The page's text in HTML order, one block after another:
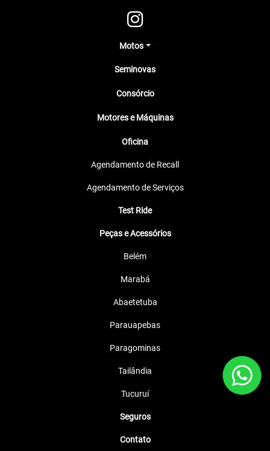
Motos
Seminovas
Consórcio
Motores e Máquinas
Oficina
Agendamento de Recall
Agendamento de Serviços
Test Ride
Peças e Acessórios
Belém
Marabá
Abaetetuba
Parauapebas
Paragominas
Tailândia
Tucuruí
Seguros
Contato